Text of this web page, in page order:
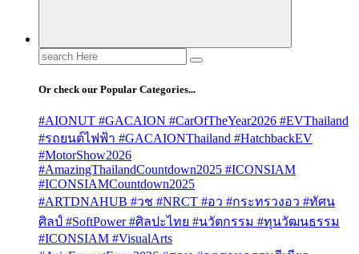
Search
for:
Or check our Popular Categories...
#AIONUT #GACAION #CarOfTheYear2026 #EVThailand
#รถยนต์ไฟฟ้า #GACAIONThailand #HatchbackEV
#MotorShow2026
#AmazingThailandCountdown2025 #ICONSIAM
#ICONSIAMCountdown2025
#ARTDNAHUB #วช #NRCT #อว #กระทรวงอว #ทัศน
ศิลป์ #SoftPower #ศิลปะไทย #นวัตกรรม #ทุนวัฒนธรรม
#ICONSIAM #VisualArts